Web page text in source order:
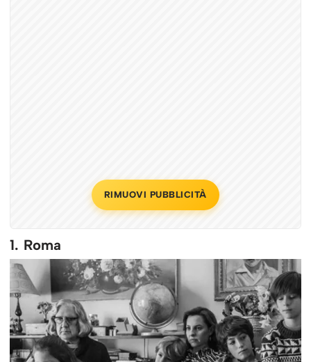
RIMUOVI PUBBLICITÀ
1. Roma